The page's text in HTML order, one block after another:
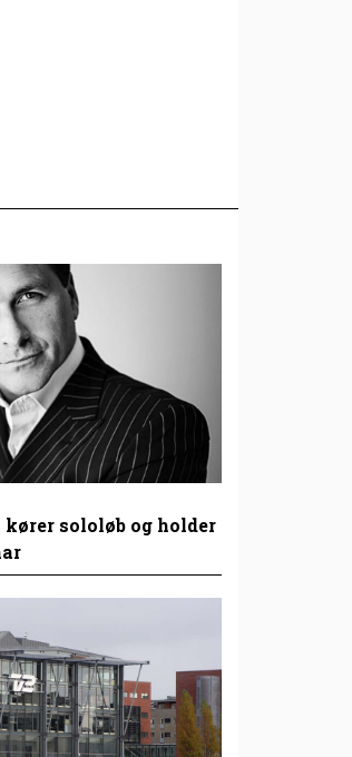
sololøb og holder